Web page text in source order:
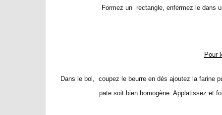
Formez un rectangle, enfermez le dans
Pour
Dans le bol, coupez le beurre en dés ajoutez la farine
pate soit bien homogène. Applatissez et